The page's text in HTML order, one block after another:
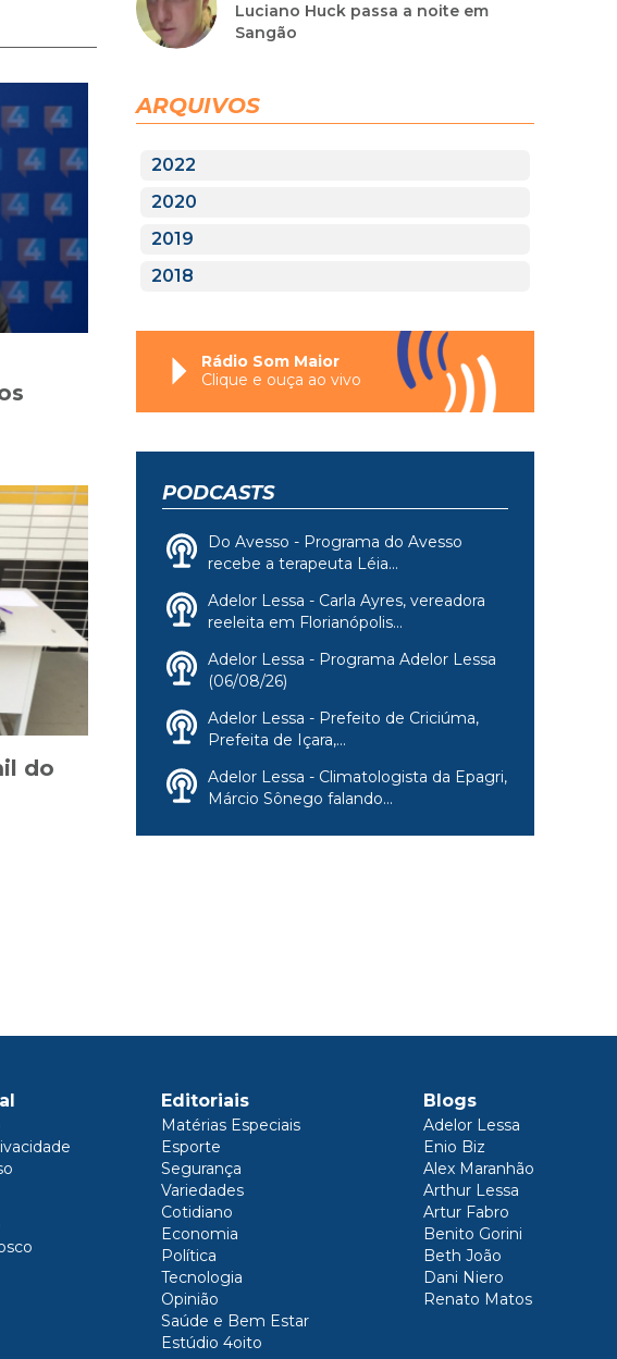
do
Luciano Huck passa a noite em
Sangão
ARQUIVOS
2022
2020
2019
2018
Rádio Som Maior
Clique e ouça ao vivo
PODCASTS
Do Avesso - Programa do Avesso
recebe a terapeuta Léia...
Adelor Lessa - Carla Ayres, vereadora
reeleita em Florianópolis...
Adelor Lessa - Programa Adelor Lessa
(06/08/26)
Adelor Lessa - Prefeito de Criciúma,
Prefeita de Içara,...
Adelor Lessa - Climatologista da Epagri,
Márcio Sônego falando...
Editoriais
Matérias Especiais
Esporte
Segurança
Variedades
Cotidiano
Economia
Política
Tecnologia
Opinião
Saúde e Bem Estar
Estúdio 4oito
Blogs
Adelor Lessa
Enio Biz
Alex Maranhão
Arthur Lessa
Artur Fabro
Benito Gorini
Beth João
Dani Niero
Renato Matos